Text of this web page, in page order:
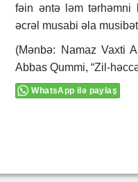
fəin əntə ləm tərhəm­ni
əcrəl musabi əla
(Mənbə: Namaz Vaxti
Abbas Qummi, “Zil-
WhatsApp ilə paylaş